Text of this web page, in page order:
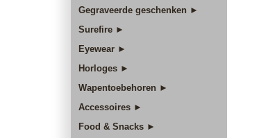
Gegraveerde geschenken ►
Surefire ►
Eyewear ►
Horloges ►
Wapentoebehoren ►
Accessoires ►
Food & Snacks ►